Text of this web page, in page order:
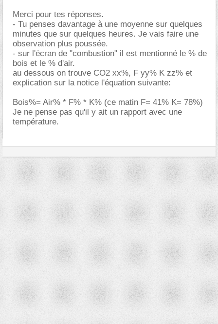
Merci pour tes réponses.
- Tu penses davantage à une moyenne sur quelques
minutes que sur quelques heures. Je vais faire une
observation plus poussée.
- sur l'écran de "combustion" il est mentionné le % de
bois et le % d'air.
au dessous on trouve CO2 xx%, F yy% K zz% et
explication sur la notice l'équation suivante:
Bois%= Air% * F% * K% (ce matin F= 41% K= 78%)
Je ne pense pas qu'il y ait un rapport avec une
température.